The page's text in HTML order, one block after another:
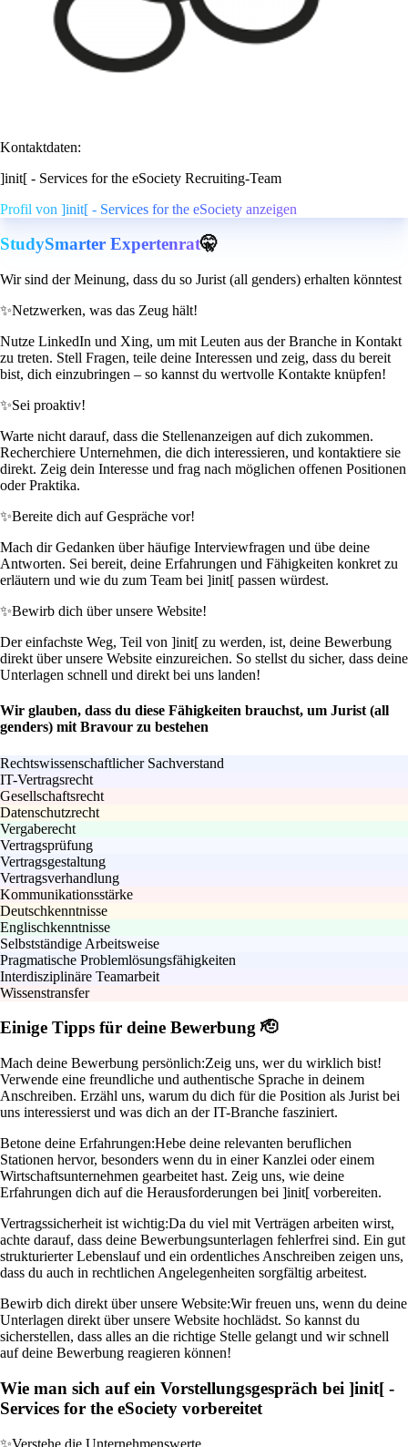
Kontaktdaten:
]init[ - Services for the eSociety Recruiting-Team
Profil von ]init[ - Services for the eSociety anzeigen
StudySmarter Expertenrat🤫
Wir sind der Meinung, dass du so Jurist (all genders) erhalten könntest
✨Netzwerken, was das Zeug hält!
Nutze LinkedIn und Xing, um mit Leuten aus der Branche in Kontakt
zu treten. Stell Fragen, teile deine Interessen und zeig, dass du bereit
bist, dich einzubringen – so kannst du wertvolle Kontakte knüpfen!
✨Sei proaktiv!
Warte nicht darauf, dass die Stellenanzeigen auf dich zukommen.
Recherchiere Unternehmen, die dich interessieren, und kontaktiere sie
direkt. Zeig dein Interesse und frag nach möglichen offenen Positionen
oder Praktika.
✨Bereite dich auf Gespräche vor!
Mach dir Gedanken über häufige Interviewfragen und übe deine
Antworten. Sei bereit, deine Erfahrungen und Fähigkeiten konkret zu
erläutern und wie du zum Team bei ]init[ passen würdest.
✨Bewirb dich über unsere Website!
Der einfachste Weg, Teil von ]init[ zu werden, ist, deine Bewerbung
direkt über unsere Website einzureichen. So stellst du sicher, dass deine
Unterlagen schnell und direkt bei uns landen!
Wir glauben, dass du diese Fähigkeiten brauchst, um Jurist (all
genders) mit Bravour zu bestehen
Rechtswissenschaftlicher Sachverstand
IT-Vertragsrecht
Gesellschaftsrecht
Datenschutzrecht
Vergaberecht
Vertragsprüfung
Vertragsgestaltung
Vertragsverhandlung
Kommunikationsstärke
Deutschkenntnisse
Englischkenntnisse
Selbstständige Arbeitsweise
Pragmatische Problemlösungsfähigkeiten
Interdisziplinäre Teamarbeit
Wissenstransfer
Einige Tipps für deine Bewerbung 🫡
Mach deine Bewerbung persönlich:Zeig uns, wer du wirklich bist!
Verwende eine freundliche und authentische Sprache in deinem
Anschreiben. Erzähl uns, warum du dich für die Position als Jurist bei
uns interessierst und was dich an der IT-Branche fasziniert.
Betone deine Erfahrungen:Hebe deine relevanten beruflichen
Stationen hervor, besonders wenn du in einer Kanzlei oder einem
Wirtschaftsunternehmen gearbeitet hast. Zeig uns, wie deine
Erfahrungen dich auf die Herausforderungen bei ]init[ vorbereiten.
Vertragssicherheit ist wichtig:Da du viel mit Verträgen arbeiten wirst,
achte darauf, dass deine Bewerbungsunterlagen fehlerfrei sind. Ein gut
strukturierter Lebenslauf und ein ordentliches Anschreiben zeigen uns,
dass du auch in rechtlichen Angelegenheiten sorgfältig arbeitest.
Bewirb dich direkt über unsere Website:Wir freuen uns, wenn du deine
Unterlagen direkt über unsere Website hochlädst. So kannst du
sicherstellen, dass alles an die richtige Stelle gelangt und wir schnell
auf deine Bewerbung reagieren können!
Wie man sich auf ein Vorstellungsgespräch bei ]init[ -
Services for the eSociety vorbereitet
✨Verstehe die Unternehmenswerte